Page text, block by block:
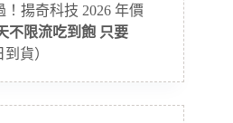
揚奇科技 2026 年價
不限流吃到飽 只要
貨）